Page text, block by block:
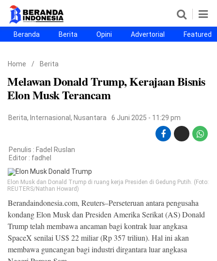
Beranda
Berita
Opini
Advertorial
Featured
Beranda25
SEGMEN
Nusantara
Jabodetabek
Sulselbar
Kota Makassar
©
2026
Beranda
Indonesia
.
All
Right
Beranda Berita Opini Advertorial Featured
Home / Berita
Melawan Donald Trump, Kerajaan Bisnis
Elon Musk Terancam
Berita, Internasional , Nusantara 6 Juni 2025 - 11:29 pm
Penulis : Fadel Ruslan
Editor : fadhel
Elon Musk dan Donald Trump di ruang kerja Presiden di Gedung Putih. (Foto:
REUTERS/Nathan Howard)
Berandaindonesia.com, Reuters–Perseteruan antara pengusaha
kondang Elon Musk dan Presiden Amerika Serikat (AS) Donald
Trump telah membawa ancaman bagi kontrak luar angkasa
SpaceX senilai US$ 22 miliar (Rp 357 triliun). Hal ini akan
membawa guncangan bagi industri dirgantara luar angkasa